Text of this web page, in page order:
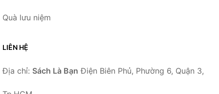
Quà lưu niệm
LIÊN HỆ
Địa chỉ: Sách Là Bạn Điện Biên Phủ, Phường 6, Quận 3,